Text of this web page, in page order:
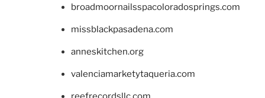
broadmoornailsspacoloradosprings.com
missblackpasadena.com
anneskitchen.org
valenciamarketytaqueria.com